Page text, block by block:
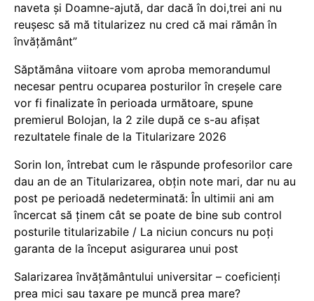
naveta și Doamne-ajută, dar dacă în doi,trei ani nu
reușesc să mă titularizez nu cred că mai rămân în
învățământ”
Săptămâna viitoare vom aproba memorandumul
necesar pentru ocuparea posturilor în creșele care
vor fi finalizate în perioada următoare, spune
premierul Bolojan, la 2 zile după ce s-au afișat
rezultatele finale de la Titularizare 2026
Sorin Ion, întrebat cum le răspunde profesorilor care
dau an de an Titularizarea, obțin note mari, dar nu au
post pe perioadă nedeterminată: În ultimii ani am
încercat să ținem cât se poate de bine sub control
posturile titularizabile / La niciun concurs nu poți
garanta de la început asigurarea unui post
Salarizarea învățământului universitar – coeficienți
prea mici sau taxare pe muncă prea mare?